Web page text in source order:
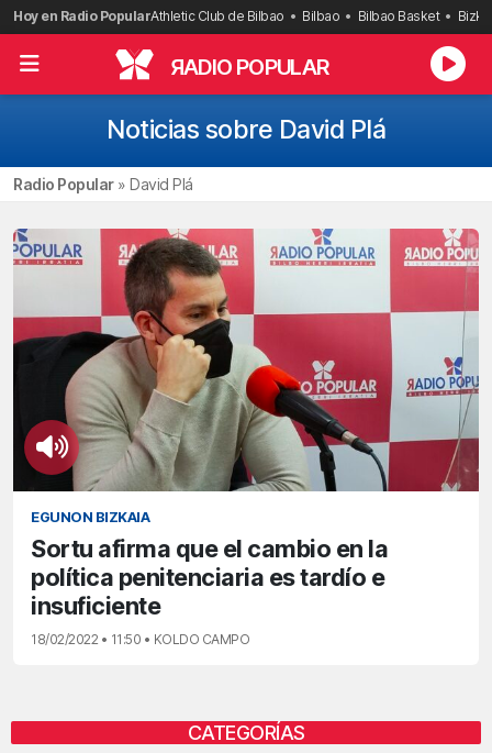
Saltar
al
contenido
Hoy en Radio PopularAthletic Club de Bilbao Bilbao Bilbao Basket
RADIO POPULAR
Noticias sobre David Plá
Radio Popular» David Plá
EGUNON BIZKAIA
Sortu afirma que el cambio en la
política penitenciaria es tardío e
insuficiente
18/02/2022 • 11:50 • KOLDO CAMPO
CATEGORÍAS